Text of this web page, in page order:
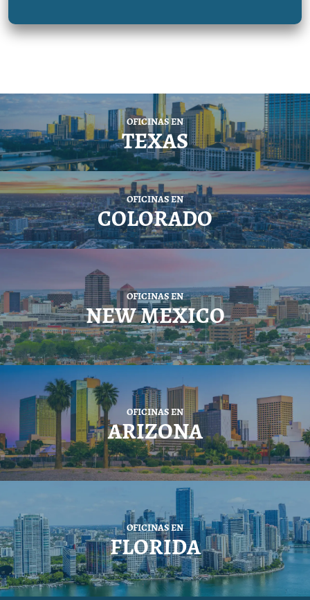
OFICINAS EN
TEXAS
OFICINAS EN
COLORADO
OFICINAS EN
NEW MEXICO
OFICINAS EN
ARIZONA
OFICINAS EN
FLORIDA